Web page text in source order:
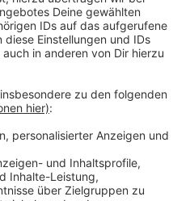
Jährige sein Grundstück